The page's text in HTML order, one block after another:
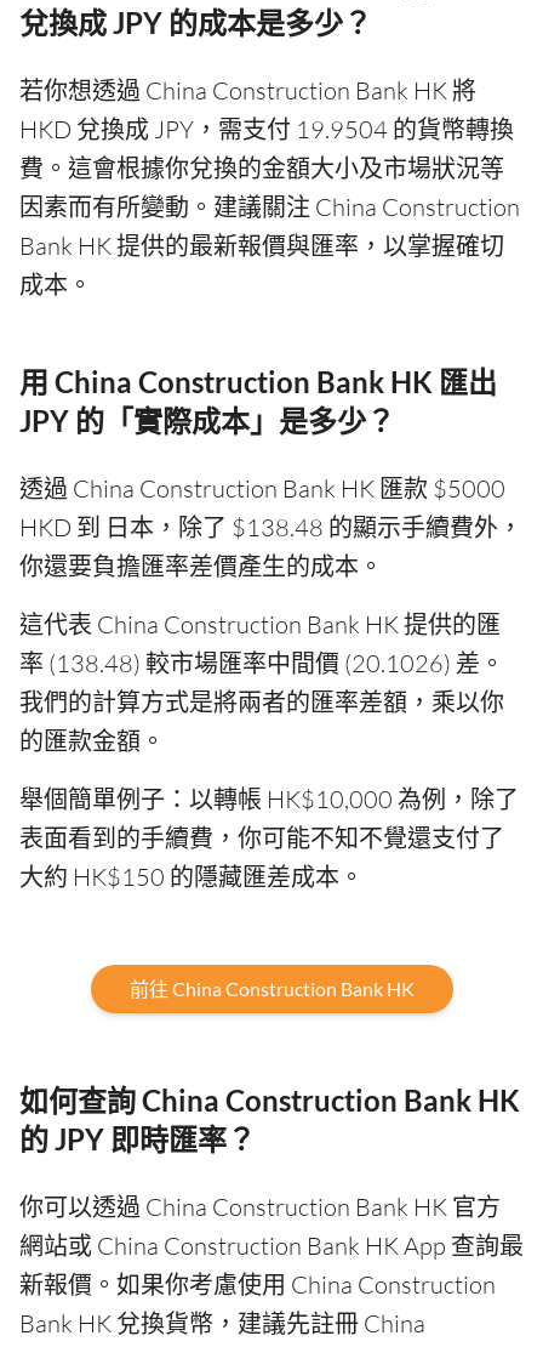
兌換成 JPY 的成本是多少？
若你想透過 China Construction Bank HK 將
HKD 兌換成 JPY，需支付 19.9504 的貨幣轉換
費。這會根據你兌換的金額大小及市場狀況等
因素而有所變動。建議關注 China Construction
Bank HK 提供的最新報價與匯率，以掌握確切
成本。
用 China Construction Bank HK 匯出
JPY 的「實際成本」是多少？
透過 China Construction Bank HK 匯款 $5000
HKD 到 日本，除了 $138.48 的顯示手續費外，
你還要負擔匯率差價產生的成本。
這代表 China Construction Bank HK 提供的匯
率 (138.48) 較市場匯率中間價 (20.1026) 差。
我們的計算方式是將兩者的匯率差額，乘以你
的匯款金額。
舉個簡單例子：以轉帳 HK$10,000 為例，除了
表面看到的手續費，你可能不知不覺還支付了
大約 HK$150 的隱藏匯差成本。
前往 China Construction Bank HK
如何查詢 China Construction Bank HK
的 JPY 即時匯率？
你可以透過 China Construction Bank HK 官方
網站或 China Construction Bank HK App 查詢最
新報價。如果你考慮使用 China Construction
Bank HK 兌換貨幣，建議先註冊 China